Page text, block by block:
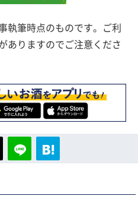
執筆時点のものです。ご利
ありますのでご注意くださ